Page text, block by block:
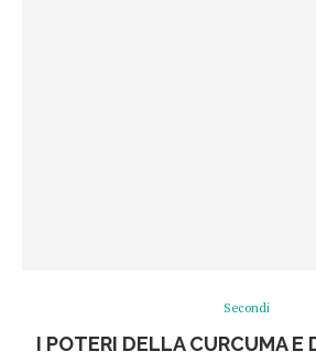
Secondi
I POTERI DELLA CURCUMA E